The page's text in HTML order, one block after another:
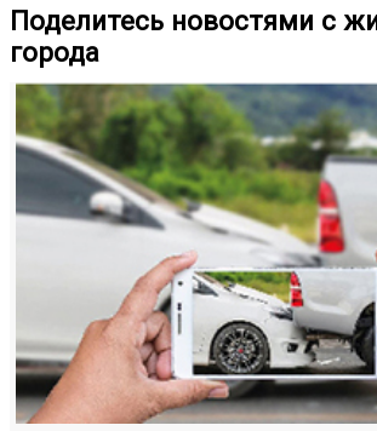
Поделитесь новостями с
города